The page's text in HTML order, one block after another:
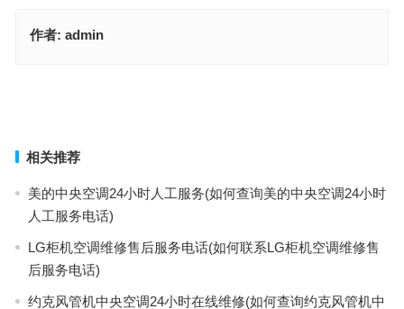
作者: admin
相关推荐
美的中央空调24小时人工服务(如何查询美的中央空调24小时
人工服务电话)
LG柜机空调维修售后服务电话(如何联系LG柜机空调维修售
后服务电话)
约克风管机中央空调24小时在线维修(如何查询约克风管机中